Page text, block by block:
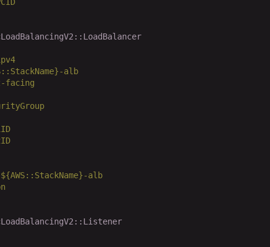
alb
facing
${AWS::StackName}-alb